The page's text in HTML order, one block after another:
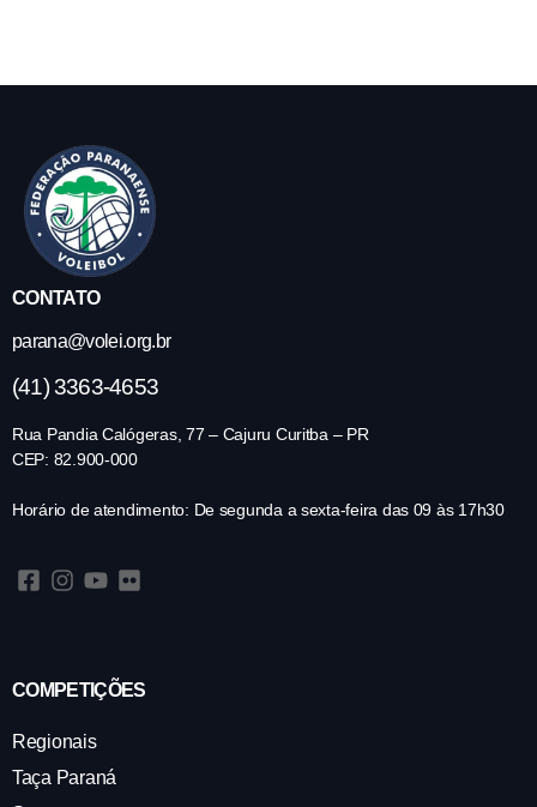
CONTATO
parana@volei.org.br
(41) 3363-4653
Rua Pandia Calógeras, 77 – Cajuru Curitba – PR
CEP: 82.900-000
Horário de atendimento: De segunda a sexta-feira das 09 às 17h30
COMPETIÇÕES
Regionais
Taça Paraná